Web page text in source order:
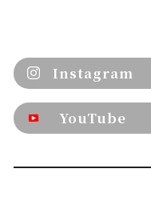
Instagram
YouTube